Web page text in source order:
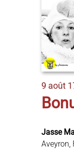
9 août
Jasse
Aveyron,